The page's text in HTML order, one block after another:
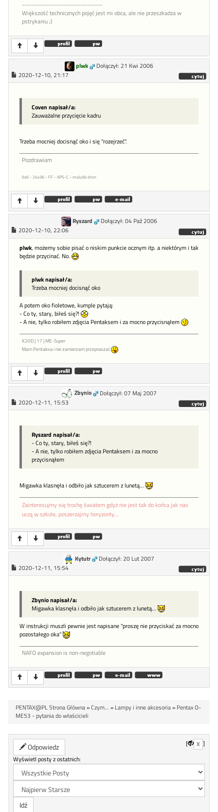
---------------------------------
Większość technicznych pojęć jest mi obca, ale nie przeszkadza w
pstrykaniu ;)
plwk
Dołączył: 21 Kwi 2006
2020-12-10, 21:17
Coven napisał/a:
Zauważalne przycięcie kadru
Trzeba mocniej docisnąć oko i się "rozejrzeć".
Pozdrawiam
6x6 - 24x36 - FF - APS-C - malutki dron
Ryszard
Dołączył: 04 Paź 2006
2020-12-10, 22:06
plwk, możemy sobie pisać o niskim punkcie ocznym itp. a niektórym i tak
będzie przycinać. No.
plwk napisał/a:
Trzeba mocniej docisnąć oko
A potem oko fioletowe, kumple pytają:
- Co ty, stary, biłeś się?!
- A nie, tylko robiłem zdjęcia Pentaksem i za mocno przycisnąłem
K20D | 17 | ME-Super
Mam Pentaksa i nie zamierzam przepraszać
Zbynio
Dołączył: 07 Maj 2007
2020-12-11, 15:53
Ryszard napisał/a:
- Co ty, stary, biłeś się?!
- A nie, tylko robiłem zdjęcia Pentaksem i za mocno
przycisnąłem
Migawka klasnęła i odbiło jak sztucerem z lunetą...
Zainteresujmy się trochę światem gdyż nie jest tak do końca jak nas
uczą w szkole, poszerzajmy horyzonty...
Kytutr
Dołączył: 20 Lut 2007
2020-12-11, 15:54
Zbynio napisał/a:
Migawka klasnęła i odbiło jak sztucerem z lunetą...
W instrukcji muszli pewnie jest napisane "proszę nie przyciskać za mocno
pozostałego oka"
NAFO expansion is non-negotiable
PENTAX@PL Strona Główna»Czym... » Lampy i inne akcesoria» Pentax O-
ME53 - pytania do właścicieli
Odpowiedz [ X ]
Wyświetl posty z ostatnich: